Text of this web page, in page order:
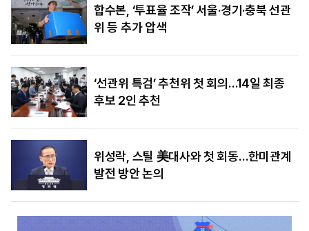
합수본, ‘투표율 조작’ 서울·경기·충북 선관
위 등 추가 압색
‘선관위 특검’ 추천위 첫 회의…14일 최종
후보 2인 추천
위성락, 스틸 美대사와 첫 회동…한미관계
발전 방안 논의